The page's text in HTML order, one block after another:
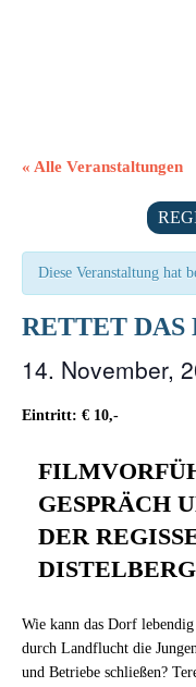
« Alle Veranstaltungen
Diese Veranstaltung hat
RETTET DAS
14. November,
Eintritt: € 10,-
GESPRÄCH
DER
Wie kann das Dorf
durch Landflucht die
und Betriebe schließen?